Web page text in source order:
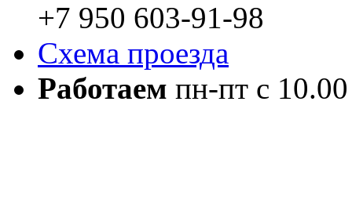
+7 950 603-91-98
Схема проезда
Работаем пн-пт с